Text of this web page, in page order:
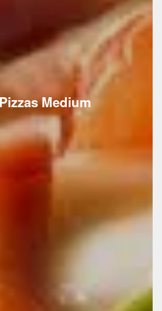
Medium